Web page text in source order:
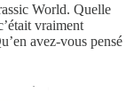
World. Quelle
vraiment
avez-vous pensé